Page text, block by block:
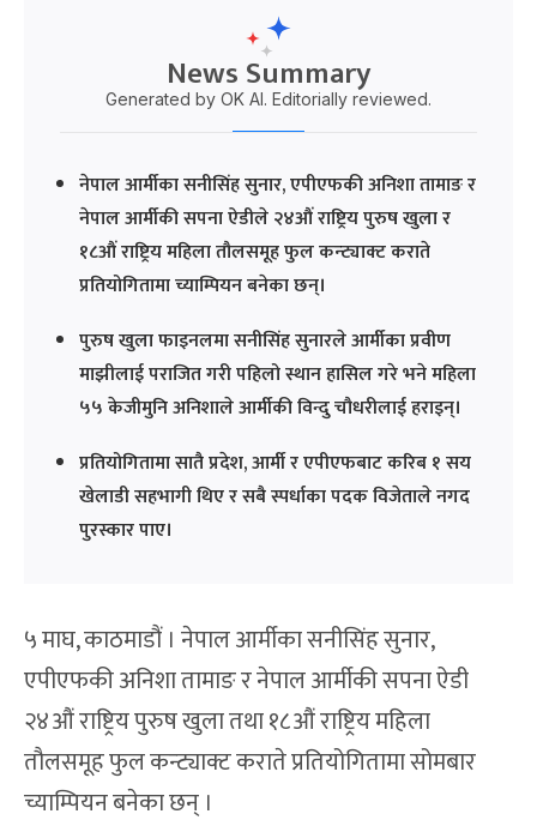
News Summary
Generated by OK AI. Editorially reviewed.
नेपाल आर्मीका सनीसिंह सुनार, एपीएफकी अनिशा तामाङ र
नेपाल आर्मीकी सपना ऐडीले २४औं राष्ट्रिय पुरुष खुला र
१८औं राष्ट्रिय महिला तौलसमूह फुल कन्ट्याक्ट कराते
प्रतियोगितामा च्याम्पियन बनेका छन्।
पुरुष खुला फाइनलमा सनीसिंह सुनारले आर्मीका प्रवीण
माझीलाई पराजित गरी पहिलो स्थान हासिल गरे भने महिला
५५ केजीमुनि अनिशाले आर्मीकी विन्दु चौधरीलाई हराइन्।
प्रतियोगितामा सातै प्रदेश, आर्मी र एपीएफबाट करिब १ सय
खेलाडी सहभागी थिए र सबै स्पर्धाका पदक विजेताले नगद
पुरस्कार पाए।
५ माघ, काठमाडौं । नेपाल आर्मीका सनीसिंह सुनार,
एपीएफकी अनिशा तामाङ र नेपाल आर्मीकी सपना ऐडी
२४औं राष्ट्रिय पुरुष खुला तथा १८औं राष्ट्रिय महिला
तौलसमूह फुल कन्ट्याक्ट कराते प्रतियोगितामा सोमबार
च्याम्पियन बनेका छन् ।